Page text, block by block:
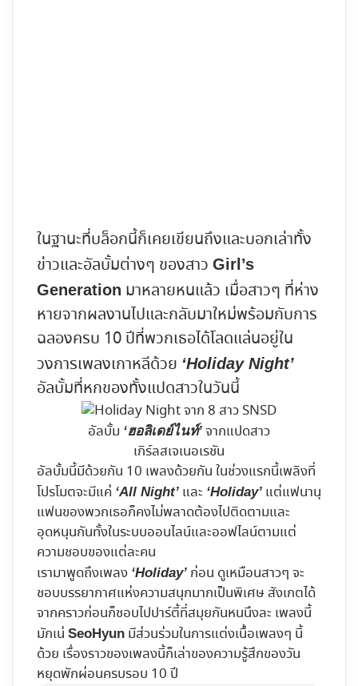
ในฐานะที่บล็อกนี้ก็เคยเขียนถึงและบอกเล่าทั้ง
ข่าวและอัลบั้มต่างๆ ของสาว Girl’s
Generation มาหลายหนแล้ว เมื่อสาวๆ ที่ห่าง
หายจากผลงานไปและกลับมาใหม่พร้อมกับการ
ฉลองครบ 10 ปีที่พวกเธอได้โลดแล่นอยู่ใน
วงการเพลงเกาหลีด้วย ‘Holiday Night’
อัลบั้มที่หกของทั้งแปดสาวในวันนี้
อัลบั้ม ‘ฮอลิเดย์ไนท์’ จากแปดสาว
เกิร์ลสเจเนอเรชัน
อัลบั้มนี้มีด้วยกัน 10 เพลงด้วยกัน ในช่วงแรกนี้เพลิงที่
โปรโมตจะมีแค่ ‘All Night’ และ ‘Holiday’ แต่แฟนานุ
แฟนของพวกเธอก็คงไม่พลาดต้องไปติดตามและ
อุดหนุนกันทั้งในระบบออนไลน์และออฟไลน์ตามแต่
ความชอบของแต่ละคน
เรามาพูดถึงเพลง ‘Holiday’ ก่อน ดูเหมือนสาวๆ จะ
ชอบบรรยากาศแห่งความสนุกมากเป็นพิเศษ สังเกตได้
จากคราวก่อนก็ชอบไปปาร์ตี้ที่สมุยกันหนนึงละ เพลงนี้
มักเน่ SeoHyun มีส่วนร่วมในการแต่งเนื้อเพลงๆ นี้
ด้วย เรื่องราวของเพลงนี้ก็เล่าของความรู้สึกของวัน
หยุดพักผ่อนครบรอบ 10 ปี